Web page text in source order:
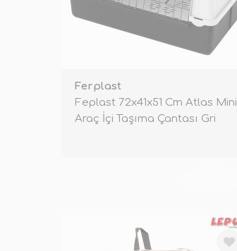
Ferplast
Feplast 72x41x51 Cm Atlas Mini
Araç İçi Taşıma Çantası Gri